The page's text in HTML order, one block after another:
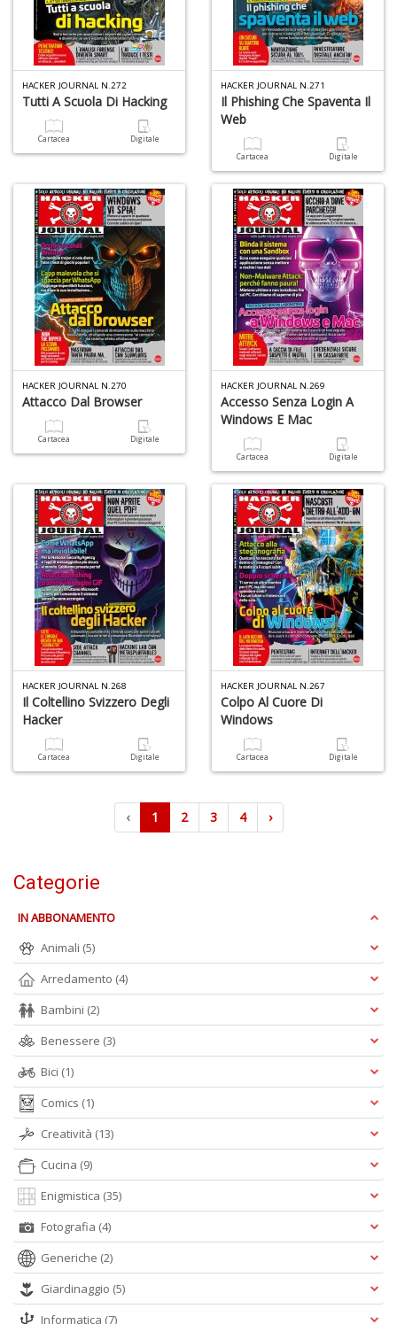
HACKER JOURNAL N.272
Tutti A Scuola Di Hacking
Cartacea Digitale
HACKER JOURNAL N.271
Il Phishing Che Spaventa Il
Web
Cartacea Digitale
HACKER JOURNAL N.270
Attacco Dal Browser
Cartacea Digitale
HACKER JOURNAL N.269
Accesso Senza Login A
Windows E Mac
Cartacea Digitale
HACKER JOURNAL N.268
Il Coltellino Svizzero Degli
Hacker
Cartacea Digitale
HACKER JOURNAL N.267
Colpo Al Cuore Di
Windows
Cartacea Digitale
‹ 1 2 3 4 ›
Categorie
IN ABBONAMENTO
Animali (5)
Arredamento (4)
Bambini (2)
Benessere (3)
Bici (1)
Comics (1)
Creatività (13)
Cucina (9)
Enigmistica (35)
Fotografia (4)
Generiche (2)
Giardinaggio (5)
Informatica (7)